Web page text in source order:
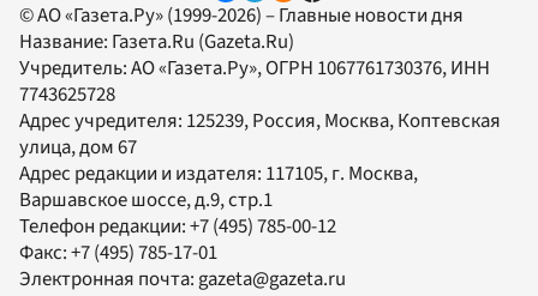
© АО «Газета.Ру» (1999-2026) – Главные новости дня
Название: Газета.Ru (Gazeta.Ru)
Учредитель:АО «Газета.Ру», ОГРН 1067761730376, ИНН
7743625728
Адрес учредителя: 125239, Россия, Москва, Коптевская
улица, дом 67
Адрес редакции и издателя: 117105, г. Москва,
Варшавское шоссе, д.9, стр.1
Телефон редакции:+7 (495) 785-00-12
Факс:+7 (495) 785-17-01
Электронная почта:gazeta@gazeta.ru